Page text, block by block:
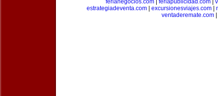
ferianegocios.com| feriapublicidad.com|
estrategiadeventa.com| excursionesviajes.com|
ventaderemate.com